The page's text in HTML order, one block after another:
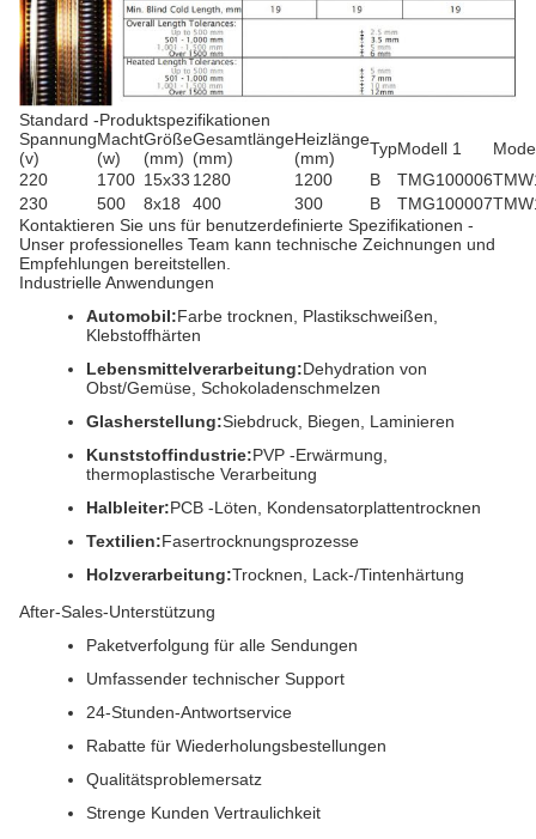
Standard -Produktspezifikationen
Spannung
(v)
Macht
(w)
Größe
(mm)
Gesamtlänge
(mm)
Heizlänge
(mm)
TypModell 1
220
1700 15x33 1280 1200 B TMG100006
230
500 8x18 400 300 B TMG100007
Kontaktieren Sie uns für benutzerdefinierte Spezifikationen -
Unser professionelles Team kann technische Zeichnungen und
Empfehlungen bereitstellen.
Industrielle Anwendungen
Automobil:Farbe trocknen, Plastikschweißen,
Klebstoffhärten
Lebensmittelverarbeitung:Dehydration von
Obst/Gemüse, Schokoladenschmelzen
Glasherstellung:Siebdruck, Biegen, Laminieren
Kunststoffindustrie:PVP -Erwärmung,
thermoplastische Verarbeitung
Halbleiter:PCB -Löten, Kondensatorplattentrocknen
Textilien:Fasertrocknungsprozesse
Holzverarbeitung:Trocknen, Lack-/Tintenhärtung
After-Sales-Unterstützung
Paketverfolgung für alle Sendungen
Umfassender technischer Support
24-Stunden-Antwortservice
Rabatte für Wiederholungsbestellungen
Qualitätsproblemersatz
Strenge Kunden Vertraulichkeit